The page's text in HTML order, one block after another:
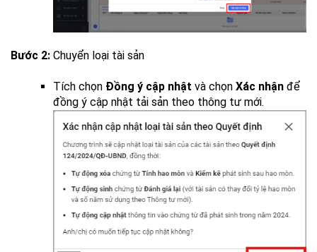
Bước 2: Chuyển loại tài sản
Tích chọn Đồng ý cập nhật và chọn Xác nhận để
đồng ý cập nhật tải sản theo thông tư mới.